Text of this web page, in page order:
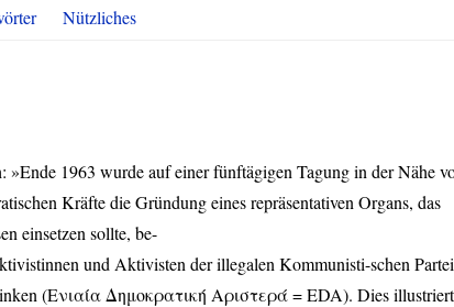
Nützliches
»Ende 1963 wurde auf einer fünftägigen Tagung in der Nähe
Kräfte die Gründung eines repräsentativen Organs, das
einsetzen sollte, be-
und Aktivisten der illegalen Kommunisti-schen Partei
(Ενιαία Δημοκρατική Αριστερά =EDA). Dies